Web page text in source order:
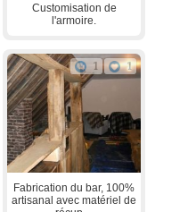
Customisation de
l'armoire.
1 1
Fabrication du bar, 100%
artisanal avec matériel de